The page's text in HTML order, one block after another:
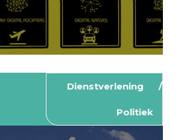
Dienstverlening
Politiek